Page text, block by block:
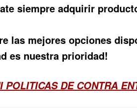
siempre adquirir
las mejores opciones
es nuestra prioridad!
POLITICAS DE CONTRA